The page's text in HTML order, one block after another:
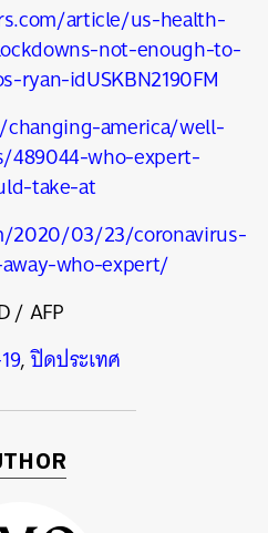
article/us-health-
not-enough-to-
ryan-idUSKBN2190FM
america/well-
who-expert-
take-at
2020/03/23/coronavirus-
who-expert/
/ AFP
,ปิดประเทศ